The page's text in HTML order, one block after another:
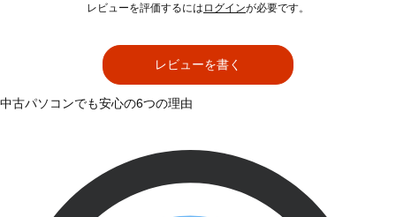
レビューを評価するには ログインが必要です。
レビューを書く
中古パソコンでも安心の6つの理由